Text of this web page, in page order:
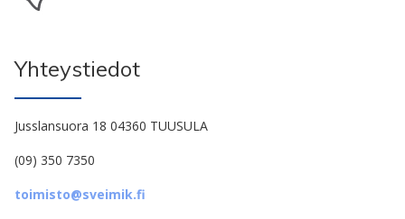
Yhteystiedot
Jusslansuora 18 04360 TUUSULA
(09) 350 7350
toimisto@sveimik.fi